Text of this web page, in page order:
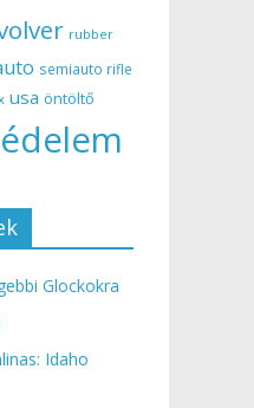
rubber
semiauto rifle
usa öntöltő
Glockokra
Idaho